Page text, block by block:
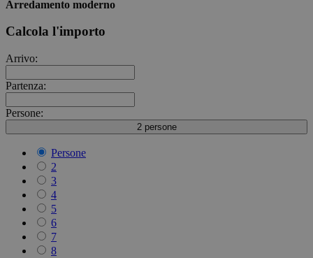
Arredamento moderno
Calcola l'importo
Arrivo:
Partenza:
Persone:
2 persone
Persone
2
3
4
5
6
7
8